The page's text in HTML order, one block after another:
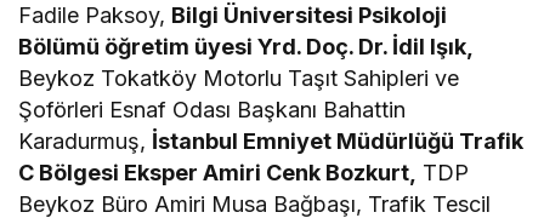
Fadile Paksoy, Bilgi Üniversitesi Psikoloji
Bölümü öğretim üyesi Yrd. Doç. Dr. İdil Işık,
Beykoz Tokatköy Motorlu Taşıt Sahipleri ve
Şoförleri Esnaf Odası Başkanı Bahattin
Karadurmuş, İstanbul Emniyet Müdürlüğü Trafik
C Bölgesi Eksper Amiri Cenk Bozkurt, TDP
Beykoz Büro Amiri Musa Bağbaşı, Trafik Tescil